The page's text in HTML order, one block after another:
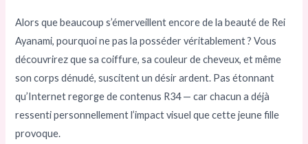
Alors que beaucoup s’émerveillent encore de la beauté de Rei
Ayanami, pourquoi ne pas la posséder véritablement ? Vous
découvrirez que sa coiffure, sa couleur de cheveux, et même
son corps dénudé, suscitent un désir ardent. Pas étonnant
qu’Internet regorge de contenus R34 — car chacun a déjà
ressenti personnellement l’impact visuel que cette jeune fille
provoque.